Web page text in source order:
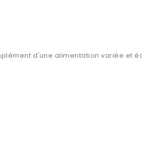
d'une alimentation variée et